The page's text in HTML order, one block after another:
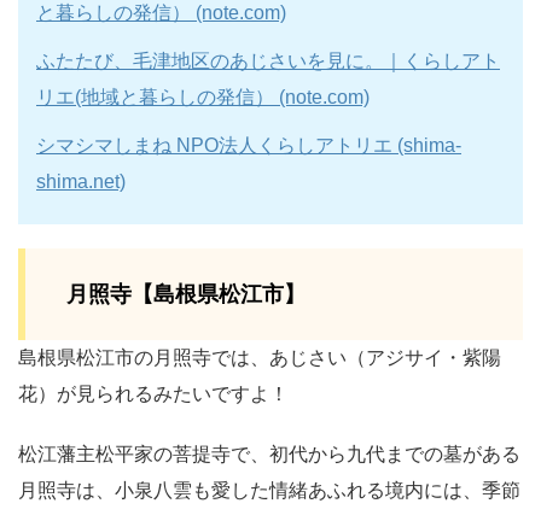
と暮らしの発信） (note.com)
ふたたび、毛津地区のあじさいを見に。｜くらしアト
リエ(地域と暮らしの発信） (note.com)
シマシマしまね NPO法人くらしアトリエ (shima-
shima.net)
月照寺【島根県松江市】
島根県松江市の月照寺では、あじさい（アジサイ・紫陽
花）が見られるみたいですよ！
松江藩主松平家の菩提寺で、初代から九代までの墓がある
月照寺は、小泉八雲も愛した情緒あふれる境内には、季節